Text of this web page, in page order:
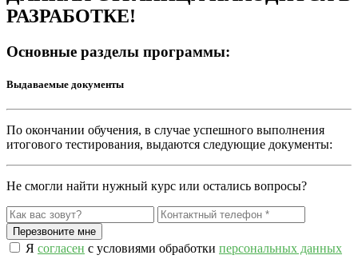
РАЗРАБОТКЕ!
Основные разделы программы:
Выдаваемые документы
По окончании обучения, в случае успешного выполнения
итогового тестирования, выдаются следующие документы:
Не смогли найти нужный курс или остались вопросы?
Я согласен с условиями обработки персональных данных